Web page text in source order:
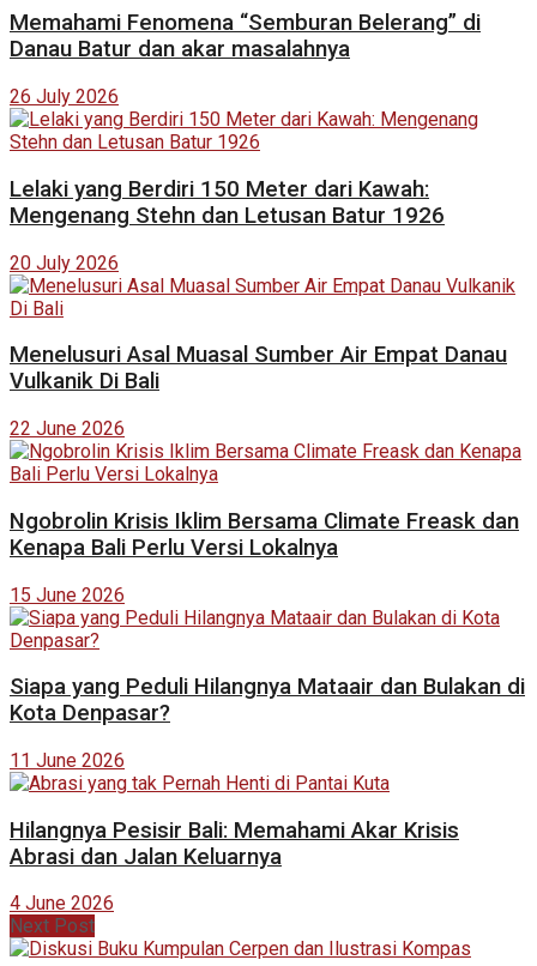
Memahami Fenomena “Semburan Belerang” di
Danau Batur dan akar masalahnya
26 July 2026
Lelaki yang Berdiri 150 Meter dari Kawah:
Mengenang Stehn dan Letusan Batur 1926
20 July 2026
Menelusuri Asal Muasal Sumber Air Empat Danau
Vulkanik Di Bali
22 June 2026
Ngobrolin Krisis Iklim Bersama Climate Freask dan
Kenapa Bali Perlu Versi Lokalnya
15 June 2026
Siapa yang Peduli Hilangnya Mataair dan Bulakan di
Kota Denpasar?
11 June 2026
Hilangnya Pesisir Bali: Memahami Akar Krisis
Abrasi dan Jalan Keluarnya
4 June 2026
Next Post